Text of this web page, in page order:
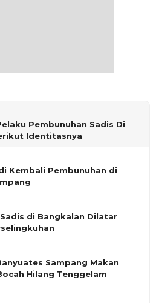
Pembunuhan Sadis Di
Identitasnya
Kembali Pembunuhan di
di Bangkalan Dilatar
Sampang Makan
Hilang Tenggelam